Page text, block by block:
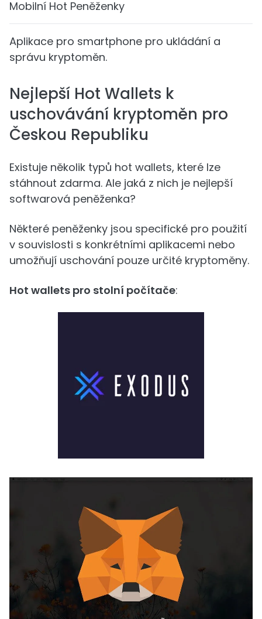
Mobilní Hot Peněženky
Aplikace pro smartphone pro ukládání a
správu kryptoměn.
Nejlepší Hot Wallets k
uschovávání kryptoměn pro
Českou Republiku
Existuje několik typů hot wallets, které lze
stáhnout zdarma. Ale jaká z nich je nejlepší
softwarová peněženka?
Některé peněženky jsou specifické pro použití
v souvislosti s konkrétními aplikacemi nebo
umožňují uschování pouze určité kryptoměny.
Hot wallets pro stolní počítače: